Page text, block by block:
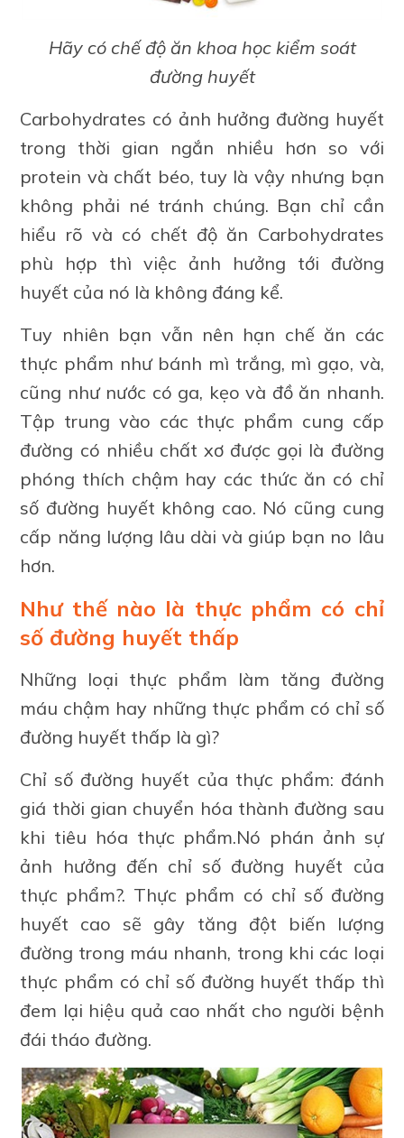
Hãy có chế độ ăn khoa học kiểm soát
đường huyết
Carbohydrates có ảnh hưởng đường huyết
trong thời gian ngắn nhiều hơn so với
protein và chất béo, tuy là vậy nhưng bạn
không phải né tránh chúng. Bạn chỉ cần
hiểu rõ và có chết độ ăn Carbohydrates
phù hợp thì việc ảnh hưởng tới đường
huyết của nó là không đáng kể.
Tuy nhiên bạn vẫn nên hạn chế ăn các
thực phẩm như bánh mì trắng, mì gạo, và,
cũng như nước có ga, kẹo và đồ ăn nhanh.
Tập trung vào các thực phẩm cung cấp
đường có nhiều chất xơ được gọi là đường
phóng thích chậm hay các thức ăn có chỉ
số đường huyết không cao. Nó cũng cung
cấp năng lượng lâu dài và giúp bạn no lâu
hơn.
Như thế nào là thực phẩm có chỉ
số đường huyết thấp
Những loại thực phẩm làm tăng đường
máu chậm hay những thực phẩm có chỉ số
đường huyết thấp là gì?
Chỉ số đường huyết của thực phẩm: đánh
giá thời gian chuyển hóa thành đường sau
khi tiêu hóa thực phẩm.Nó phán ảnh sự
ảnh hưởng đến chỉ số đường huyết của
thực phẩm?. Thực phẩm có chỉ số đường
huyết cao sẽ gây tăng đột biến lượng
đường trong máu nhanh, trong khi các loại
thực phẩm có chỉ số đường huyết thấp thì
đem lại hiệu quả cao nhất cho người bệnh
đái tháo đường.